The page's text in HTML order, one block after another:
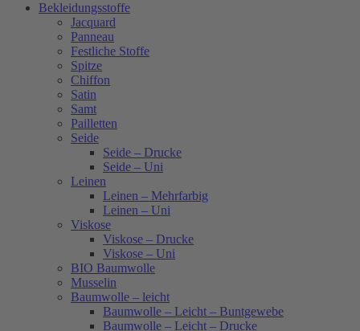
Bekleidungsstoffe
Jacquard
Panneau
Festliche Stoffe
Spitze
Chiffon
Satin
Samt
Pailletten
Seide
Seide – Drucke
Seide – Uni
Leinen
Leinen – Mehrfarbig
Leinen – Uni
Viskose
Viskose – Drucke
Viskose – Uni
BIO Baumwolle
Musselin
Baumwolle – leicht
Baumwolle – Leicht – Buntgewebe
Baumwolle – Leicht – Drucke